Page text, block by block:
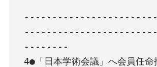
--------
4●「日本学術会議」へ会員任命